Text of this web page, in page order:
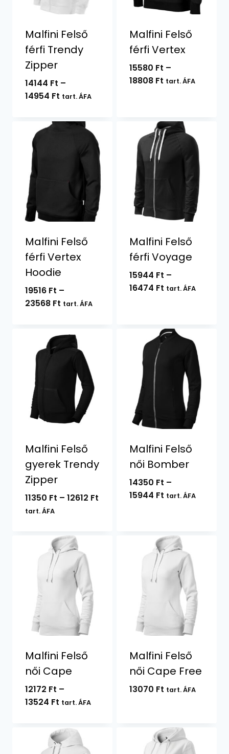
Malfini Felső
férfi Trendy
Zipper
14144 Ft –
14954 FtÁrtartomány:
-
14954 Ft
tart. ÁFA
Malfini Felső
férfi Vertex
15580 Ft –
18808 FtÁrtartomány:
18808 Ft
tart. ÁFA
Malfini Felső
férfi Vertex
Hoodie
19516 Ft –
23568 FtÁrtartomány:
23568 Ft
tart. ÁFA
Malfini Felső
férfi Voyage
15944 Ft –
16474 FtÁrtartomány:
16474 Ft
tart. ÁFA
Malfini Felső
gyerek Trendy
Zipper
11350 Ft – 12612 FtÁrtartomány:
tart. ÁFA
Malfini Felső
női Bomber
14350 Ft –
15944 FtÁrtartomány:
15944 Ft
tart. ÁFA
Malfini Felső
női Cape
12172 Ft –
13524 FtÁrtartomány:
-
13524 Ft
tart. ÁFA
Malfini Felső
női Cape Free
13070 Ft tart. ÁFA